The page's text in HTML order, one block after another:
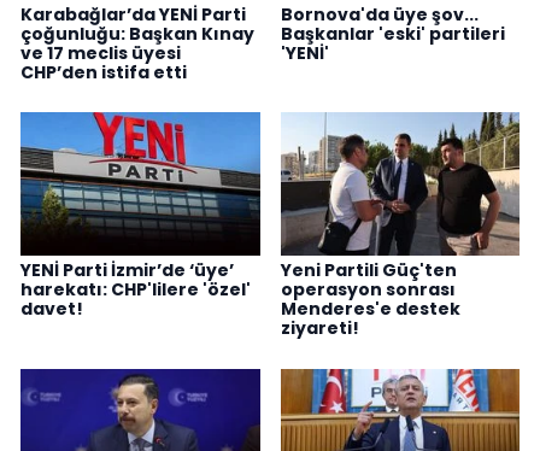
Karabağlar’da YENİ Parti
çoğunluğu: Başkan Kınay
ve 17 meclis üyesi
CHP’den istifa etti
Bornova'da üye şov...
Başkanlar 'eski' partileri
'YENİ'
YENİ Parti İzmir’de ‘üye’
harekatı: CHP'lilere 'özel'
davet!
Yeni Partili Güç'ten
operasyon sonrası
Menderes'e destek
ziyareti!